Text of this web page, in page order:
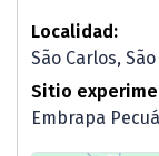
Localidad:
São Carlos,
Sitio
Embrapa